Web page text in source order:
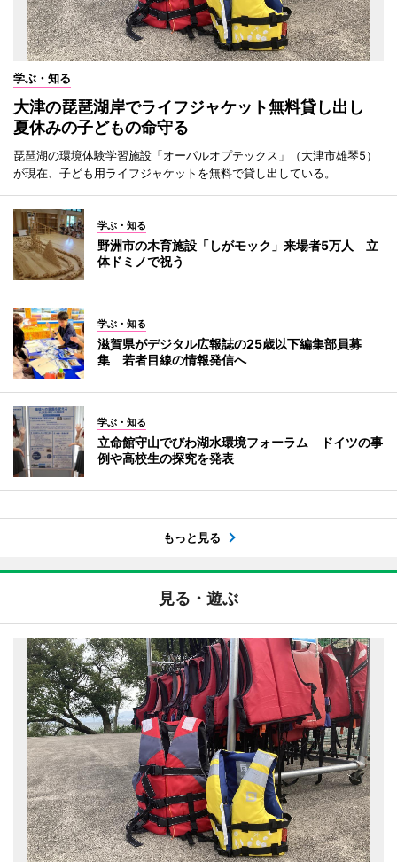
学ぶ・知る
大津の琵琶湖岸でライフジャケット無料貸し出し
夏休みの子どもの命守る
琵琶湖の環境体験学習施設「オーパルオプテックス」（大津市雄琴5）
が現在、子ども用ライフジャケットを無料で貸し出している。
学ぶ・知る
野洲市の木育施設「しがモック」来場者5万人 立
体ドミノで祝う
学ぶ・知る
滋賀県がデジタル広報誌の25歳以下編集部員募
集 若者目線の情報発信へ
学ぶ・知る
立命館守山でびわ湖水環境フォーラム ドイツの事
例や高校生の探究を発表
もっと見る
見る・遊ぶ